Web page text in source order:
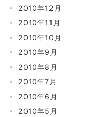
2010年12月
2010年11月
2010年10月
2010年9月
2010年8月
2010年7月
2010年6月
2010年5月